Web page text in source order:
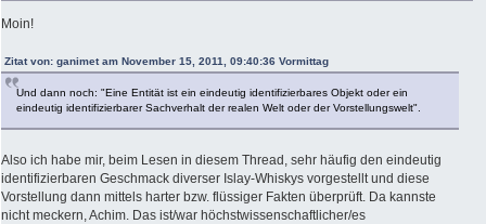
Moin!
Zitat von: ganimet am November 15, 2011, 09:40:36 Vormittag
Und dann noch: "Eine Entität ist ein eindeutig identifizierbares Objekt oder ein
eindeutig identifizierbarer Sachverhalt der realen Welt oder der Vorstellungswelt".
Also ich habe mir, beim Lesen in diesem Thread, sehr häufig den eindeutig
identifizierbaren Geschmack diverser Islay-Whiskys vorgestellt und diese
Vorstellung dann mittels harter bzw. flüssiger Fakten überprüft. Da kannste
nicht meckern, Achim. Das ist/war höchstwissenschaftlicher/es